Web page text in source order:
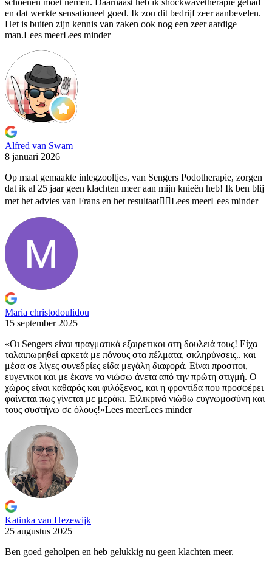
schoenen moet nemen. Daarnaast heb ik shockwavetherapie gehad
en dat werkte sensationeel goed. Ik zou dit bedrijf zeer aanbevelen.
Het is buiten zijn kennis van zaken ook nog een zeer aardige
man.Lees meerLees minder
Alfred van Swam
8 januari 2026
Op maat gemaakte inlegzooltjes, van Sengers Podotherapie, zorgen
dat ik al 25 jaar geen klachten meer aan mijn knieën heb! Ik ben blij
met het advies van Frans en het resultaat👍🏻Lees meerLees minder
Maria christodoulidou
15 september 2025
«Οι Sengers είναι πραγματικά εξαιρετικοι στη δουλειά τους! Είχα
ταλαιπωρηθεί αρκετά με πόνους στα πέλματα, σκληρύνσεις.. και
μέσα σε λίγες συνεδρίες είδα μεγάλη διαφορά. Είναι προσιτοι,
ευγενικοι και με έκανε να νιώσω άνετα από την πρώτη στιγμή. Ο
χώρος είναι καθαρός και φιλόξενος, και η φροντίδα που προσφέρει
φαίνεται πως γίνεται με μεράκι. Ειλικρινά νιώθω ευγνωμοσύνη και
τους συστήνω σε όλους!»Lees meerLees minder
Katinka van Hezewijk
25 augustus 2025
Ben goed geholpen en heb gelukkig nu geen klachten meer.